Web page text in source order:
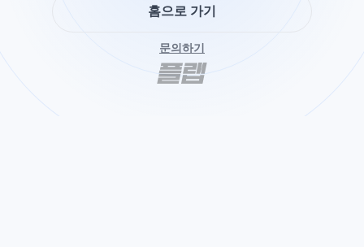
홈으로 가기
문의하기